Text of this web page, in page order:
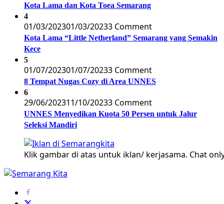
Kota Lama dan Kota Toea Semarang
4
01/03/202301/03/20233 Comment
Kota Lama “Little Netherland” Semarang yang Semakin
Kece
5
01/07/202301/07/20233 Comment
8 Tempat Nugas Cozy di Area UNNES
6
29/06/202311/10/20233 Comment
UNNES Menyedikan Kuota 50 Persen untuk Jalur
Seleksi Mandiri
Klik gambar di atas untuk iklan/ kerjasama. Chat